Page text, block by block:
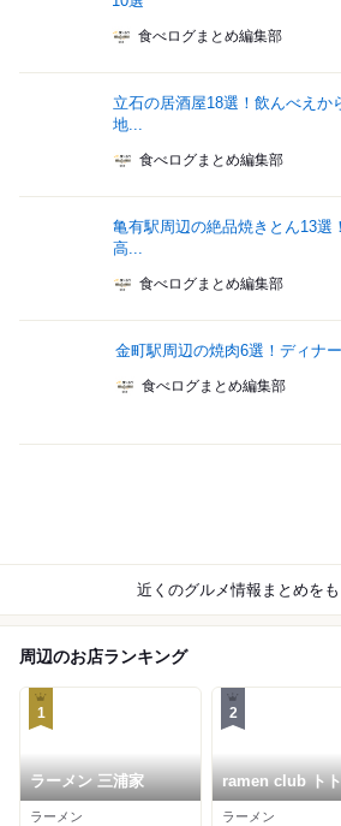
食べログまとめ編集部
立石の居酒屋18選！飲んべえか
地...
食べログまとめ編集部
亀有駅周辺の絶品焼きとん13選
高...
食べログまとめ編集部
金町駅周辺の焼肉6選！ディナ
食べログまとめ編集部
近くのグルメ情報まとめを
周辺のお店ランキング
1
ラーメン 三浦家
ラーメン
2
ramen club ト
ラーメン